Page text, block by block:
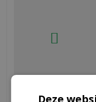
Slaapzak grijze haai -
Deze